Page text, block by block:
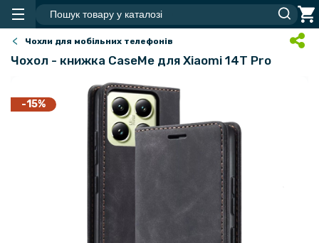
Чохли для мобільних телефонів
Чохол - книжка CaseMe для Xiaomi 14T Pro
-15%